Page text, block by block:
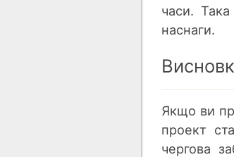
часи.
наснаги.
Якщо ви
проект
чергова